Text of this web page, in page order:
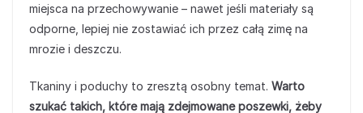
miejsca na przechowywanie – nawet jeśli materiały są
odporne, lepiej nie zostawiać ich przez całą zimę na
mrozie i deszczu.
Tkaniny i poduchy to zresztą osobny temat. Warto
szukać takich, które mają zdejmowane poszewki, żeby